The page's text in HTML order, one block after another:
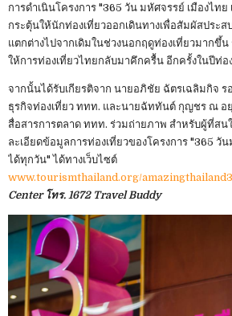
การดำเนินโครงการ "365 วัน มหัศจรรย์ เมืองไท
กระตุ้นให้นักท่องเที่ยวออกเดินทางเพื่อสัมผัสประ
แตกต่างไปจากเดิมในช่วงนอกฤดูท่องเที่ยวมากขึ้
ให้การท่องเที่ยวไทยกลับมาคึกครื้น อีกครั้งในปีท่อ
จากนั้นได้รับเกียรติจาก นายอภิชัย ฉัตรเฉลิมกิจ ร
ธุรกิจท่องเที่ยว ททท. และนายฉัททันต์ กุญชร ณ อ
สื่อสารการตลาด ททท. ร่วมถ่ายภาพ สำหรับผู้ที่สน
ละเอียดข้อมูลการท่องเที่ยวของโครงการ "365 วั
ได้ทุกวัน" ได้ทางเว็บไซต์
www.tourismthailand.org/
Center โทร. 1672 Travel Buddy